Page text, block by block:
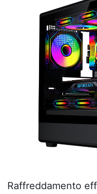
Raffreddamento